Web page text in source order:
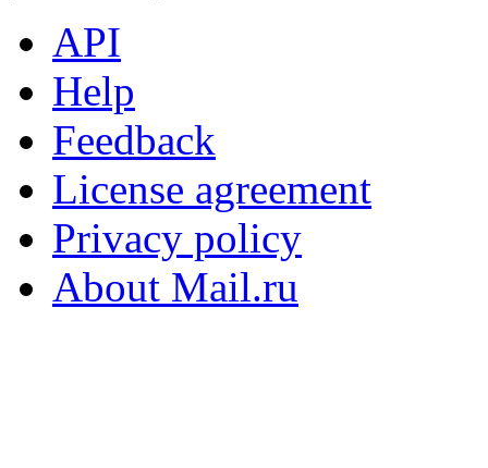
API
Help
Feedback
License agreement
Privacy policy
About Mail.ru